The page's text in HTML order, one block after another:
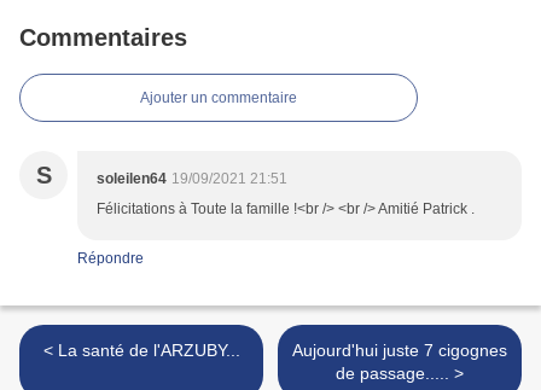
Commentaires
Ajouter un commentaire
S soleilen64 19/09/2021 21:51
Félicitations à Toute la famille !<br /> <br /> Amitié Patrick .
Répondre
< La santé de l'ARZUBY...
Aujourd'hui juste 7 cigognes
de passage..... >